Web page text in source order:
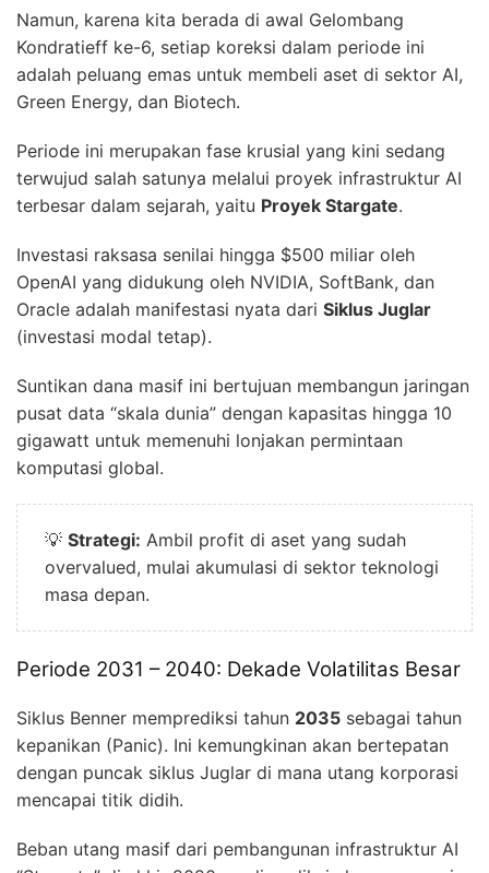
Namun, karena kita berada di awal Gelombang
Kondratieff ke-6, setiap koreksi dalam periode ini
adalah peluang emas untuk membeli aset di sektor AI,
Green Energy, dan Biotech.
Periode ini merupakan fase krusial yang kini sedang
terwujud salah satunya melalui proyek infrastruktur AI
terbesar dalam sejarah, yaitu Proyek Stargate.
Investasi raksasa senilai hingga $500 miliar oleh
OpenAI yang didukung oleh NVIDIA, SoftBank, dan
Oracle adalah manifestasi nyata dari Siklus Juglar
(investasi modal tetap).
Suntikan dana masif ini bertujuan membangun jaringan
pusat data “skala dunia” dengan kapasitas hingga 10
gigawatt untuk memenuhi lonjakan permintaan
komputasi global.
💡 Strategi: Ambil profit di aset yang sudah
overvalued, mulai akumulasi di sektor teknologi
masa depan.
Periode 2031 – 2040: Dekade Volatilitas Besar
Siklus Benner memprediksi tahun 2035 sebagai tahun
kepanikan (Panic). Ini kemungkinan akan bertepatan
dengan puncak siklus Juglar di mana utang korporasi
mencapai titik didih.
Beban utang masif dari pembangunan infrastruktur AI